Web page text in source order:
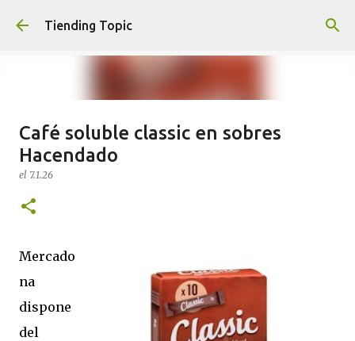
Ir al contenido principal
Tiending Topic
Maquillaje fluido Hydra Deliplus
210 cappuccino (nuevo)
el24.9.25
Café soluble classic en sobres
Hacendado
el 7.1.26
Mercado
na
dispone
del